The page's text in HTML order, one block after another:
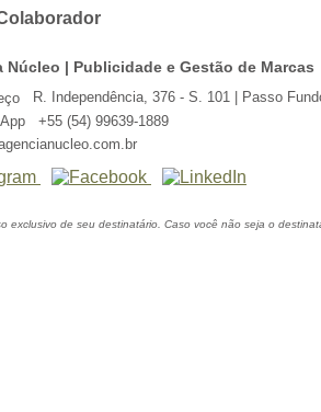
Núcleo | Publicidade e Gestão de Marcas
R. Independência, 376 - S. 101 | Passo
+55 (54) 99639-1889
de seu destinatário. Caso você não seja o